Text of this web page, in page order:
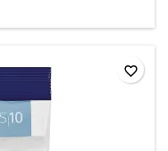
favorite_border